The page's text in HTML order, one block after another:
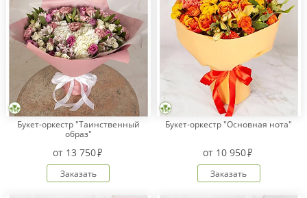
Букет-оркестр "Таинственный
образ"
от 13 750
Заказать
Букет-оркестр "Основная нота"
от 10 950
Заказать